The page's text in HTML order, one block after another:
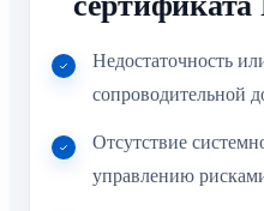
Недостаточность
сопроводительной
Отсутствие
управлению